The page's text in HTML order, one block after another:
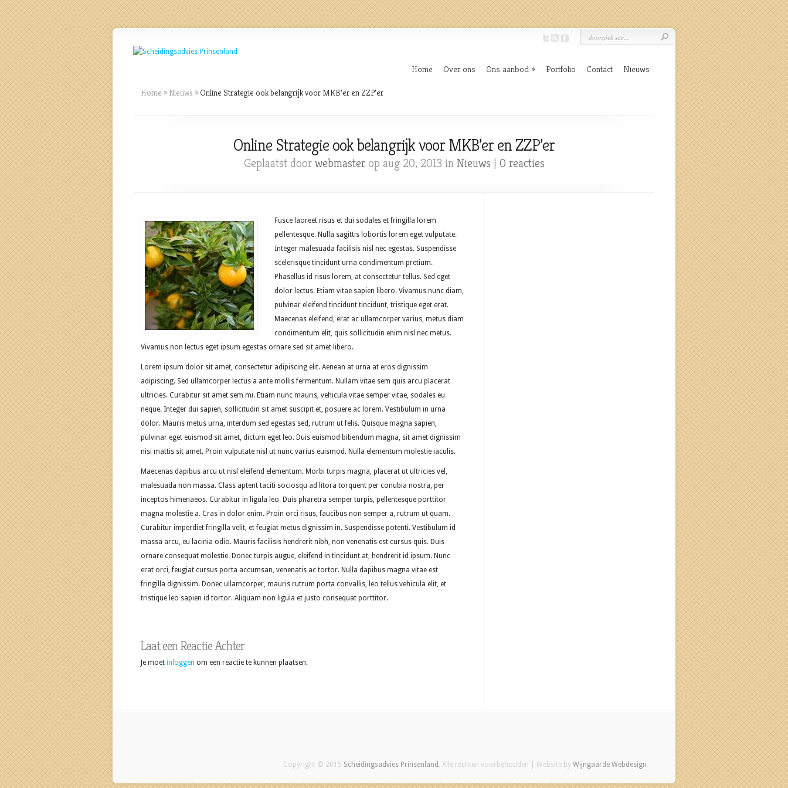
Home Over ons Ons aanbod Portfolio Contact Nieuws
Home » Nieuws » Online Strategie ook belangrijk voor MKB’er en ZZP’er
Online Strategie ook belangrijk voor MKB’er en ZZP’er
Geplaatst door webmasterop aug 20, 2013 in Nieuws | 0 reacties
Fusce laoreet risus et dui sodales et fringilla lorem
pellentesque. Nulla sagittis lobortis lorem eget vulputate.
Integer malesuada facilisis nisl nec egestas. Suspendisse
scelerisque tincidunt urna condimentum pretium.
Phasellus id risus lorem, at consectetur tellus. Sed eget
dolor lectus. Etiam vitae sapien libero. Vivamus nunc diam,
pulvinar eleifend tincidunt tincidunt, tristique eget erat.
Maecenas eleifend, erat ac ullamcorper varius, metus diam
condimentum elit, quis sollicitudin enim nisl nec metus.
Vivamus non lectus eget ipsum egestas ornare sed sit amet libero.
Lorem ipsum dolor sit amet, consectetur adipiscing elit. Aenean at urna at eros dignissim
adipiscing. Sed ullamcorper lectus a ante mollis fermentum. Nullam vitae sem quis arcu placerat
ultricies. Curabitur sit amet sem mi. Etiam nunc mauris, vehicula vitae semper vitae, sodales eu
neque. Integer dui sapien, sollicitudin sit amet suscipit et, posuere ac lorem. Vestibulum in urna
dolor. Mauris metus urna, interdum sed egestas sed, rutrum ut felis. Quisque magna sapien,
pulvinar eget euismod sit amet, dictum eget leo. Duis euismod bibendum magna, sit amet dignissim
nisi mattis sit amet. Proin vulputate nisl ut nunc varius euismod. Nulla elementum molestie iaculis.
Maecenas dapibus arcu ut nisl eleifend elementum. Morbi turpis magna, placerat ut ultricies vel,
malesuada non massa. Class aptent taciti sociosqu ad litora torquent per conubia nostra, per
inceptos himenaeos. Curabitur in ligula leo. Duis pharetra semper turpis, pellentesque porttitor
magna molestie a. Cras in dolor enim. Proin orci risus, faucibus non semper a, rutrum ut quam.
Curabitur imperdiet fringilla velit, et feugiat metus dignissim in. Suspendisse potenti. Vestibulum id
massa arcu, eu lacinia odio. Mauris facilisis hendrerit nibh, non venenatis est cursus quis. Duis
ornare consequat molestie. Donec turpis augue, eleifend in tincidunt at, hendrerit id ipsum. Nunc
erat orci, feugiat cursus porta accumsan, venenatis ac tortor. Nulla dapibus magna vitae est
fringilla dignissim. Donec ullamcorper, mauris rutrum porta convallis, leo tellus vehicula elit, et
tristique leo sapien id tortor. Aliquam non ligula et justo consequat porttitor.
Laat een Reactie Achter
Je moet inloggen om een reactie te kunnen plaatsen.
Copyright © 2015 Scheidingsadvies Prinsenland . Alle rechten voorbehouden | Website by Wijngaarde Webdesign